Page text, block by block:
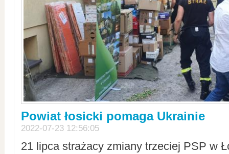
Powiat łosicki pomaga Ukrainie
2022-07-23 12:56:05
21 lipca strażacy zmiany trzeciej PSP w